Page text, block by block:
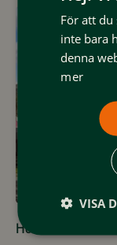
Höstmarknad
För att du
inte bara
denna
mer
VISA